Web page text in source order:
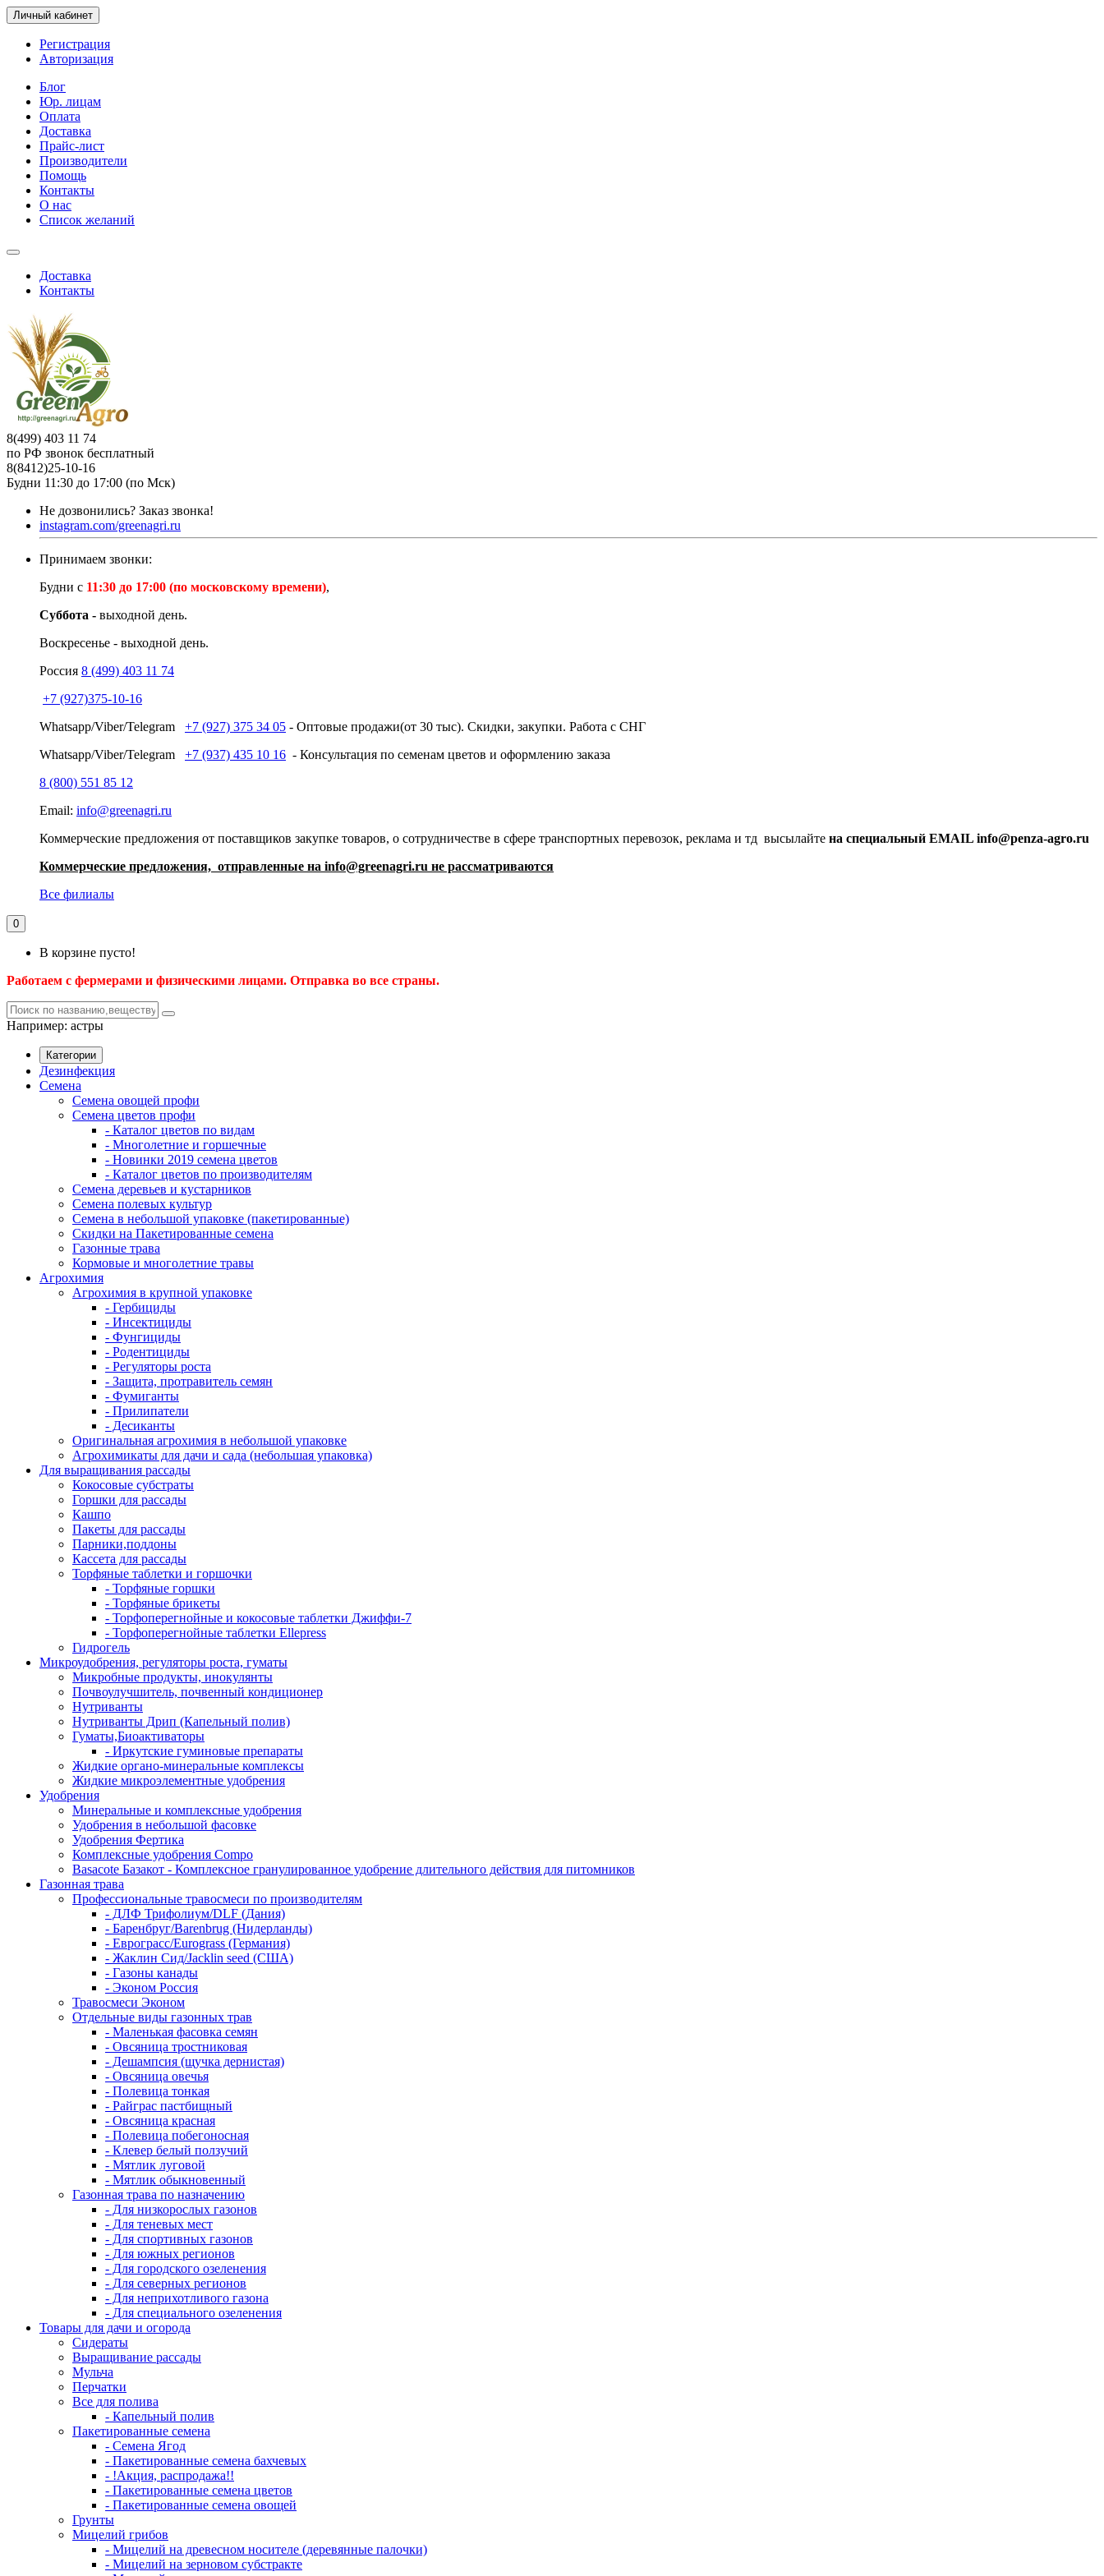
Личный кабинет
Регистрация
Авторизация
Блог
Юр. лицам
Оплата
Доставка
Прайс-лист
Производители
Помощь
Контакты
О нас
Список желаний
Доставка
Контакты
8(499) 403 11 74
по РФ звонок бесплатный
8(8412)25-10-16
Будни 11:30 до 17:00 (по Мск)
Не дозвонились? Заказ звонка!
instagram.com/greenagri.ru
Принимаем звонки:
Будни с 11:30 до 17:00 (по московскому времени),
Суббота - выходной день.
Воскресенье - выходной день.
Россия 8 (499) 403 11 74
+7 (927)375-10-16
Whatsapp/Viber/Telegram +7 (927) 375 34 05 - Оптовые продажи(от 30 тыс). Скидки, закупки. Работа с СНГ
Whatsapp/Viber/Telegram +7 (937) 435 10 16 - Консультация по семенам цветов и оформлению заказа
8 (800) 551 85 12
Email: info@greenagri.ru
Коммерческие предложения от поставщиков закупке товаров, о сотрудничестве в сфере транспортных перевозок, реклама и тд высылайте на специальный EMAIL info@penza-agro.ru
Коммерческие предложения, отправленные на info@greenagri.ru не рассматриваются
Все филиалы
0
В корзине пусто!
Работаем с фермерами и физическими лицами. Отправка во все страны.
Например: астры
Категории
Дезинфекция
Семена
Семена овощей профи
Семена цветов профи
- Каталог цветов по видам
- Многолетние и горшечные
- Новинки 2019 семена цветов
- Каталог цветов по производителям
Семена деревьев и кустарников
Семена полевых культур
Семена в небольшой упаковке (пакетированные)
Скидки на Пакетированные семена
Газонные трава
Кормовые и многолетние травы
Агрохимия
Агрохимия в крупной упаковке
- Гербициды
- Инсектициды
- Фунгициды
- Родентициды
- Регуляторы роста
- Защита, протравитель семян
- Фумиганты
- Прилипатели
- Десиканты
Оригинальная агрохимия в небольшой упаковке
Агрохимикаты для дачи и сада (небольшая упаковка)
Для выращивания рассады
Кокосовые субстраты
Горшки для рассады
Кашпо
Пакеты для рассады
Парники,поддоны
Кассета для рассады
Торфяные таблетки и горшочки
- Торфяные горшки
- Торфяные брикеты
- Торфоперегнойные и кокосовые таблетки Джиффи-7
- Торфоперегнойные таблетки Ellepress
Гидрогель
Микроудобрения, регуляторы роста, гуматы
Микробные продукты, инокулянты
Почвоулучшитель, почвенный кондиционер
Нутриванты
Нутриванты Дрип (Капельный полив)
Гуматы,Биоактиваторы
- Иркутские гуминовые препараты
Жидкие органо-минеральные комплексы
Жидкие микроэлементные удобрения
Удобрения
Минеральные и комплексные удобрения
Удобрения в небольшой фасовке
Удобрения Фертика
Комплексные удобрения Compo
Basacote Базакот - Комплексное гранулированное удобрение длительного действия для питомников
Газонная трава
Профессиональные травосмеси по производителям
- ДЛФ Трифолиум/DLF (Дания)
- Баренбруг/Barenbrug (Нидерланды)
- Еврограсс/Eurograss (Германия)
- Жаклин Сид/Jacklin seed (США)
- Газоны канады
- Эконом Россия
Травосмеси Эконом
Отдельные виды газонных трав
- Маленькая фасовка семян
- Овсяница тростниковая
- Дешампсия (щучка дернистая)
- Овсяница овечья
- Полевица тонкая
- Райграс пастбищный
- Овсяница красная
- Полевица побегоносная
- Клевер белый ползучий
- Мятлик луговой
- Мятлик обыкновенный
Газонная трава по назначению
- Для низкорослых газонов
- Для теневых мест
- Для спортивных газонов
- Для южных регионов
- Для городского озеленения
- Для северных регионов
- Для неприхотливого газона
- Для специального озеленения
Товары для дачи и огорода
Сидераты
Выращивание рассады
Мульча
Перчатки
Все для полива
- Капельный полив
Пакетированные семена
- Семена Ягод
- Пакетированные семена бахчевых
- !Акция, распродажа!!
- Пакетированные семена цветов
- Пакетированные семена овощей
Грунты
Мицелий грибов
- Мицелий на древесном носителе (деревянные палочки)
- Мицелий на зерновом субстракте